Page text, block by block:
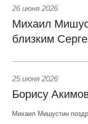
26 июня 2026
Михаил
близким
25 июня 2026
Борису
Михаил Мишустин